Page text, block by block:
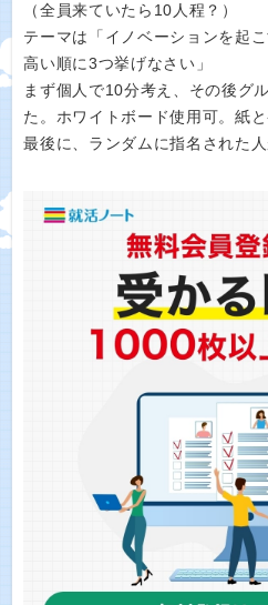
（全員来ていたら10人程？）
テーマは「イノベーションを起
高い順に3つ挙げなさい」
まず個人で10分考え、その後グ
た。ホワイトボード使用可。紙
最後に、ランダムに指名された